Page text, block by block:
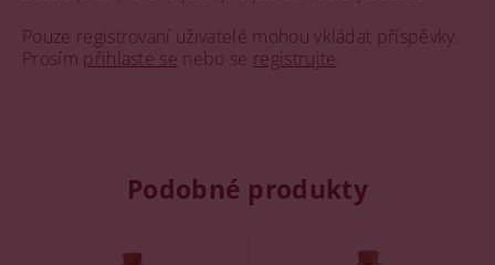
Pouze registrovaní uživatelé mohou vkládat příspěvky.
Prosím přihlaste se nebo se registrujte
Podobné produkty